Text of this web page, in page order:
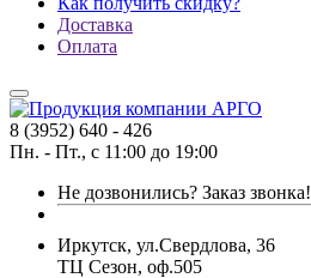
Доставка
Оплата
8 (3952) 640 - 426
Пн. - Пт., с 11:00 до 19:00
Не дозвонились? Заказ звонка!
Иркутск, ул.Свердлова, 36
ТЦ Сезон, оф.505